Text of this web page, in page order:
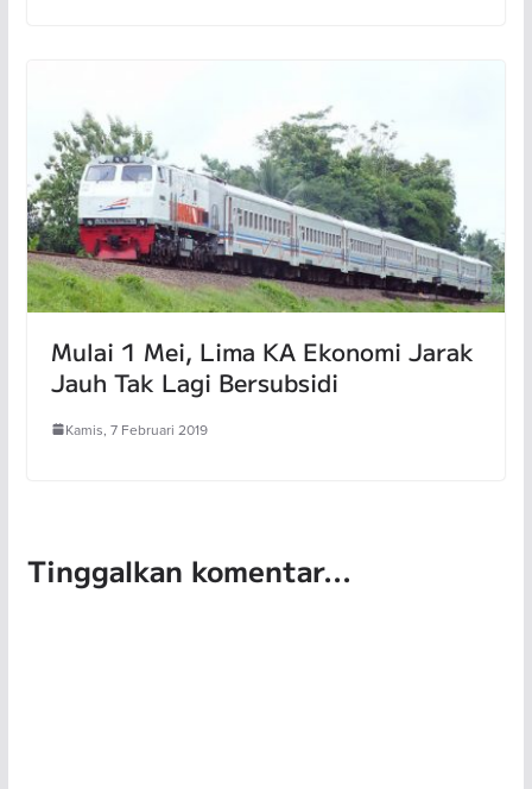
Mulai 1 Mei, Lima KA Ekonomi Jarak
Jauh Tak Lagi Bersubsidi
Kamis, 7 Februari 2019
Tinggalkan komentar...